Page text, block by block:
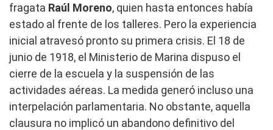
fragata Raúl Moreno, quien hasta entonces había
estado al frente de los talleres. Pero la experiencia
inicial atravesó pronto su primera crisis. El 18 de
junio de 1918, el Ministerio de Marina dispuso el
cierre de la escuela y la suspensión de las
actividades aéreas. La medida generó incluso una
interpelación parlamentaria. No obstante, aquella
clausura no implicó un abandono definitivo del